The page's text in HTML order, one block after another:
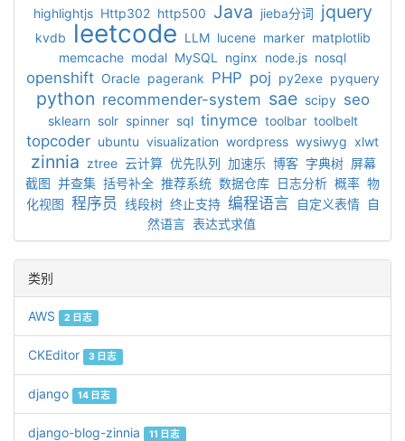
highlightjs Http302 http500 Java jieba分词 jquery
kvdb leetcode LLM lucene marker matplotlib
memcache modal MySQL nginx node.js nosql
openshift Oracle pagerank PHP poj py2exe pyquery
python recommender-system sae scipy seo
sklearn solr spinner sql tinymce toolbar toolbelt
topcoder ubuntu visualization wordpress wysiwyg xlwt
zinnia ztree 云计算 优先队列 加速乐 博客 字典树 屏幕
截图 并查集 括号补全 推荐系统 数据仓库 日志分析 概率 物
化视图 程序员 线段树 终止支持 编程语言 自定义表情
自
然语言 表达式求值
类别
AWS 2 日志
CKEditor 3 日志
django 14 日志
django-blog-zinnia 11 日志